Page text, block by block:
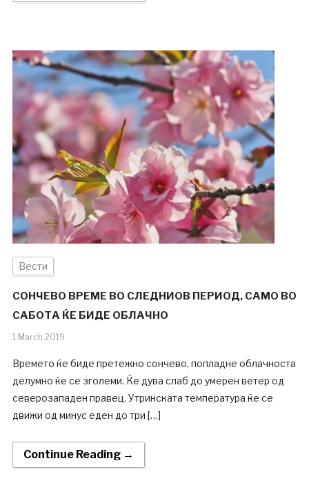
Вести
СОНЧЕВО ВРЕМЕ ВО СЛЕДНИОВ ПЕРИОД, САМО ВО
САБОТА ЌЕ БИДЕ ОБЛАЧНО
1.March.2019
Времето ќе биде претежно сончево, попладне облачноста
делумно ќе се зголеми. Ќе дува слаб до умерен ветер oд
северозападен правец. Утринската температура ќе се
движи од минус еден до три […]
Continue Reading →